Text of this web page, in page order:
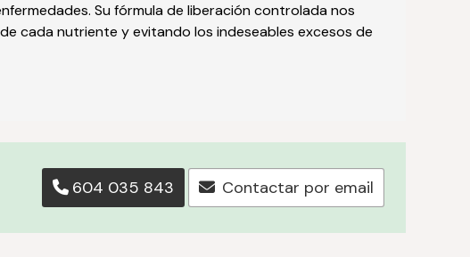
Su fórmula de liberación controlada nos
cada nutriente y evitando los indeseables excesos de
604 035 843 Contactar por email